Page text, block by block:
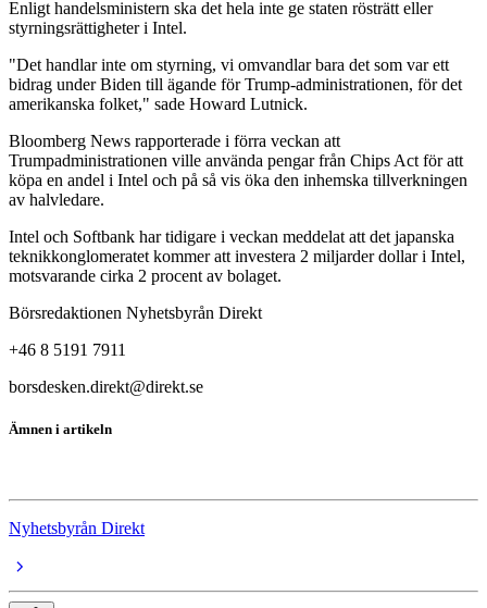
Enligt handelsministern ska det hela inte ge staten rösträtt eller
styrningsrättigheter i Intel.
"Det handlar inte om styrning, vi omvandlar bara det som var ett
bidrag under Biden till ägande för Trump-administrationen, för det
amerikanska folket," sade Howard Lutnick.
Bloomberg News rapporterade i förra veckan att
Trumpadministrationen ville använda pengar från Chips Act för att
köpa en andel i Intel och på så vis öka den inhemska tillverkningen
av halvledare.
Intel och Softbank har tidigare i veckan meddelat att det japanska
teknikkonglomeratet kommer att investera 2 miljarder dollar i Intel,
motsvarande cirka 2 procent av bolaget.
Börsredaktionen Nyhetsbyrån Direkt
+46 8 5191 7911
borsdesken.direkt@direkt.se
Ämnen i artikeln
Nyhetsbyrån Direkt